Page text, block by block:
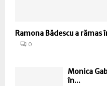
Ramona Bădescu a rămas
0
Monica
în...